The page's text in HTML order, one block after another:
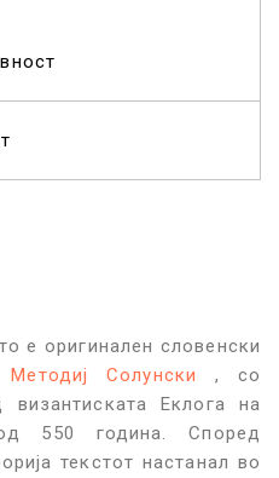
е оригинален словенски
Солунски
, со
византиската Еклога на
550 година. Според
текстот настанал во